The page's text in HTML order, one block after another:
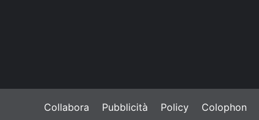
Collabora Pubblicità Policy Colophon